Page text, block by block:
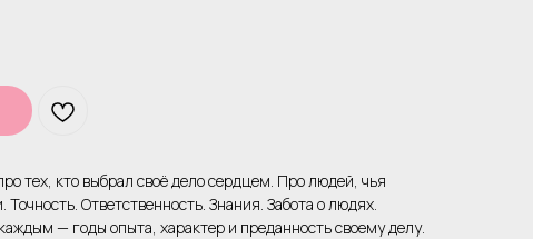
тех, кто выбрал своё дело сердцем. Про людей, чья
Точность. Ответственность. Знания. Забота о людях.
— годы опыта, характер и преданность своему делу.